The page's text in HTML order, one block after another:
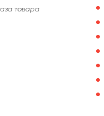
товара